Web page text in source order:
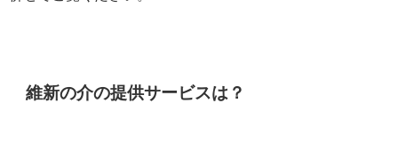
維新の介の提供サービスは？